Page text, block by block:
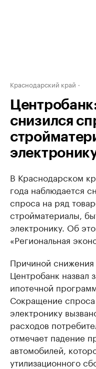
Краснодарский край
снизился
В Краснодарском
года наблюдается
спроса на ряд
стройматериалы,
электронику. Об
«Региональная
Причиной
Центробанк назвал
ипотечной
Сокращение
электронику
расходов
отмечает падение
автомобилей,
утилизационного